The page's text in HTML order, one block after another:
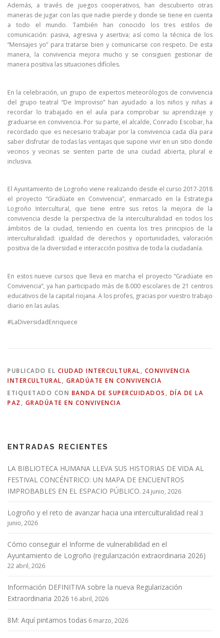
Además, a través de juegos cooperativos, han descubierto otras
maneras de jugar con las que nadie pierde y donde se tiene en cuenta
a todo el mundo. También han conocido los tres estilos de
comunicación: pasiva, agresiva y asertiva; así como la técnica de los
“Mensajes yo” para tratarse bien y comunicarse con respeto. De esta
manera, la convivencia mejora mucho y se consiguen gestionar de
manera positiva las situaciones difíciles.
En la celebración, un grupo de expertos meteorólogos de convivencia
del grupo teatral “De Improviso” han ayudado a los niños y niñas a
recordar lo trabajado en el aula para comprobar su aprendizaje y
graduarse en convivencia. Por su parte, el alcalde, Conrado Escobar, ha
recordado que es necesario trabajar por la convivencia cada día para
saber disfrutar de todas las ventajas que supone vivir en un sitio donde
vecinos y vecinas se sienten parte de una ciudad abierta, plural e
inclusiva.
El Ayuntamiento de Logroño viene realizando desde el curso 2017-2018
el proyecto “Gradúate en Convivencia”, enmarcado en la Estrategia
Logroño Intercultural, que tiene entre sus retos la mejora de la
convivencia desde la perspectiva de la interculturalidad en todos los
ámbitos de la ciudad, teniendo en cuenta los tres principios de la
interculturalidad: igualdad de derechos y oportunidades, valoración
positiva de la diversidad e interacción positiva de toda la ciudadanía.
En estos nueve cursos que lleva en marcha el proyecto “Gradúate en
Convivencia”, ya han participado más de 8.000 escolares de 21 centros
educativos de la capital riojana. A los profes, gracias por vuestro trabajo
diario en las aulas.
#LaDiversidadEnriquece
PUBLICADO EL CIUDAD INTERCULTURAL, CONVIVENCIA
INTERCULTURAL, GRADÚATE EN CONVIVENCIA
ETIQUETADO CON BANDA DE SUPERCUIDADOS , DÍA DE LA
PAZ , GRADÚATE EN CONVIVENCIA
ENTRADAS RECIENTES
LA BIBLIOTECA HUMANA LLEVA SUS HISTORIAS DE VIDA AL
FESTIVAL CONCÉNTRICO: UN MAPA DE ENCUENTROS
IMPROBABLES EN EL ESPACIO PÚBLICO. 24 junio, 2026
Logroño y el reto de avanzar hacia una interculturalidad real 3
junio, 2026
Cómo conseguir el Informe de vulnerabilidad en el
Ayuntamiento de Logroño (regularización extraordinaria 2026)
22 abril, 2026
Información DEFINITIVA sobre la nueva Regularización
Extraordinaria 2026 16 abril, 2026
8M: Aquí pintamos todas 6 marzo, 2026